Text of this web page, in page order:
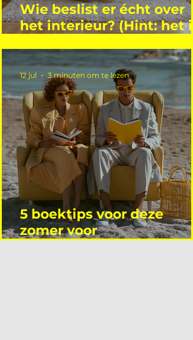
Wie beslist er écht over
het interieur? (Hint: het is
5 boektips voor deze
zomer voor
12 jul 3 minuten om te lezen